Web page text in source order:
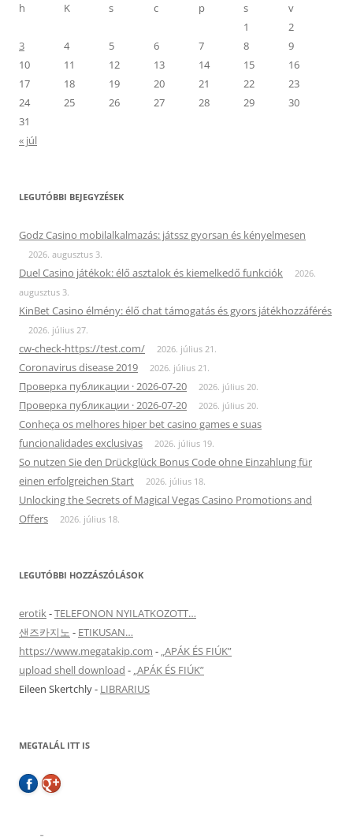
h
K s c p s
v
1
2
3
4 5 6 7 8
9
10
11 12 13 14 15
16
17
18 19 20 21 22
23
24
25 26 27 28 29
30
31
« júl
LEGUTÓBBI BEJEGYZÉSEK
Godz Casino mobilalkalmazás: játssz gyorsan és kényelmesen
2026. augusztus 3.
Duel Casino játékok: élő asztalok és kiemelkedő funkciók
2026.
augusztus 3.
KinBet Casino élmény: élő chat támogatás és gyors játékhozzáférés
2026. július 27.
cw-check-https://test.com/ 2026. július 21.
Coronavirus disease 2019 2026. július 21.
Проверка публикации · 2026-07-20 2026. július 20.
Проверка публикации · 2026-07-20 2026. július 20.
Conheça os melhores hiper bet casino games e suas
funcionalidades exclusivas
2026. július 19.
So nutzen Sie den Drückglück Bonus Code ohne Einzahlung für
einen erfolgreichen Start
2026. július 18.
Unlocking the Secrets of Magical Vegas Casino Promotions and
Offers
2026. július 18.
LEGUTÓBBI HOZZÁSZÓLÁSOK
erotik-TELEFONON NYILATKOZOTT…
샌즈카지노 - ETIKUSAN…
https://www.megatakip.com - „APÁK ÉS FIÚK”
upload shell download - „APÁK ÉS FIÚK”
Eileen Skertchly- LIBRARIUS
MEGTALÁL ITT IS